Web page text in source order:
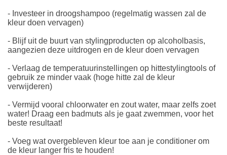
- Investeer in droogshampoo (regelmatig wassen zal de
kleur doen vervagen)
- Blijf uit de buurt van stylingproducten op alcoholbasis,
aangezien deze uitdrogen en de kleur doen vervagen
- Verlaag de temperatuurinstellingen op hittestylingtools of
gebruik ze minder vaak (hoge hitte zal de kleur
verwijderen)
- Vermijd vooral chloorwater en zout water, maar zelfs zoet
water! Draag een badmuts als je gaat zwemmen, voor het
beste resultaat!
- Voeg wat overgebleven kleur toe aan je conditioner om
de kleur langer fris te houden!